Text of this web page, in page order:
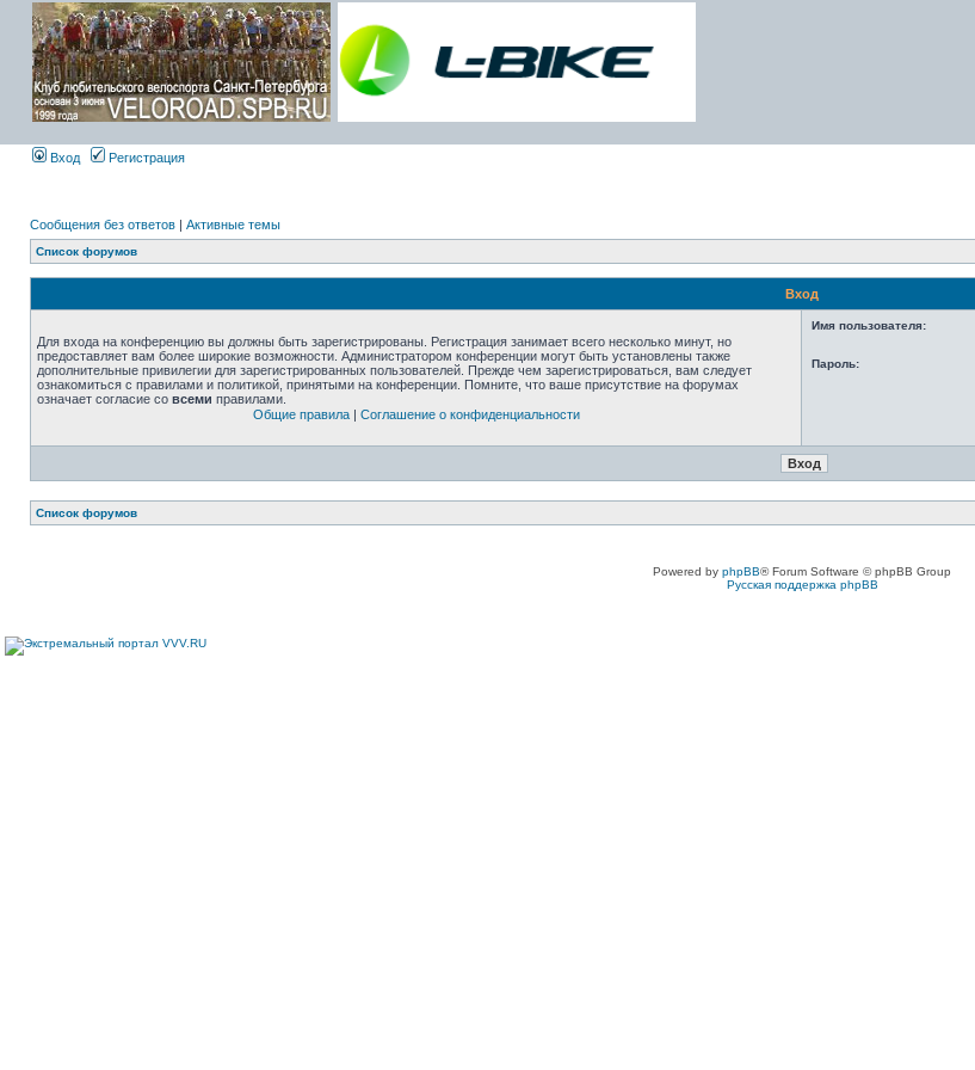
Вход Регистрация
Сообщения без ответов | Активные темы
Список форумов
Вход
Для входа на конференцию вы должны быть зарегистрированы. Регистрация занимает всего несколько минут, но
предоставляет вам более широкие возможности. Администратором конференции могут быть установлены также
дополнительные привилегии для зарегистрированных пользователей. Прежде чем зарегистрироваться, вам следует
ознакомиться с правилами и политикой, принятыми на конференции. Помните, что ваше присутствие на форумах
означает согласие со всеми правилами.
Общие правила| Соглашение о конфиденциальности
Имя пользователя:
Пароль:
Список форумов
Powered by phpBB® Forum Software © phpBB Group
Русская поддержка phpBB